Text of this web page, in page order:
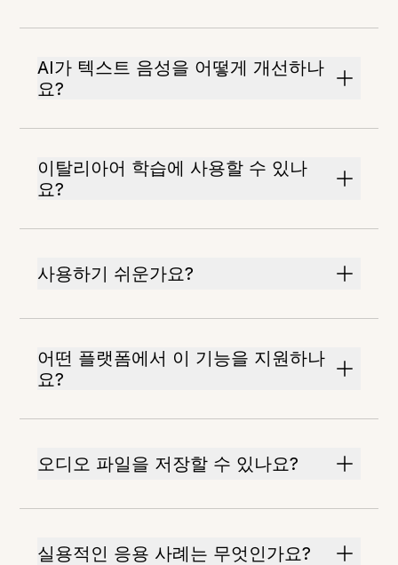
AI가 텍스트 음성을 어떻게 개선하나
요?
이탈리아어 학습에 사용할 수 있나
요?
사용하기 쉬운가요?
어떤 플랫폼에서 이 기능을 지원하나
요?
오디오 파일을 저장할 수 있나요?
실용적인 응용 사례는 무엇인가요?